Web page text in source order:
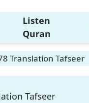
Listen
Quran
Translation Tafseer
Tafseer